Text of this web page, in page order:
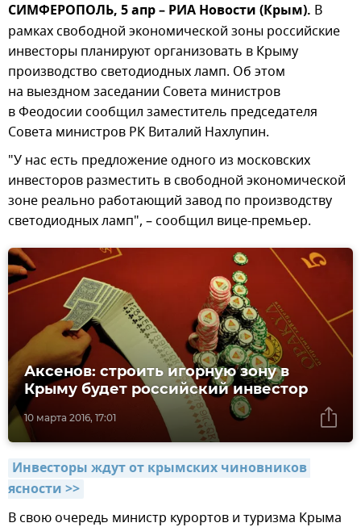
СИМФЕРОПОЛЬ, 5 апр – РИА Новости (Крым). В
рамках свободной экономической зоны российские
инвесторы планируют организовать в Крыму
производство светодиодных ламп. Об этом
на выездном заседании Совета министров
в Феодосии сообщил заместитель председателя
Совета министров РК Виталий Нахлупин.
"У нас есть предложение одного из московских
инвесторов разместить в свободной экономической
зоне реально работающий завод по производству
светодиодных ламп", – сообщил вице-премьер.
10 марта 2016, 17:01
Аксенов: строить игорную зону в
Крыму будет российский инвестор
Инвесторы ждут от крымских чиновников
ясности >>
В свою очередь министр курортов и туризма Крыма